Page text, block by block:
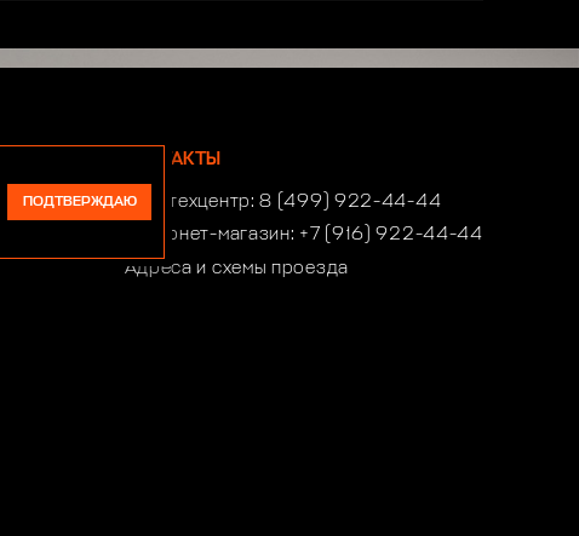
КОНТАКТЫ
Автотехцентр:8 (499) 922-44-44
Интернет-магазин: +7 (916) 922-44-44
Адреса и схемы проезда
ПОДТВЕРЖДАЮ